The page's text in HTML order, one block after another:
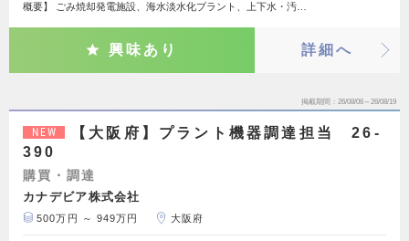
概要】 ごみ焼却発電施設、海水淡水化プラント、上下水・汚…
興味あり 詳細へ
掲載期間 26/08/06～26/08/19
NEW
【大阪府】プラント機器調達担当 26-
390
購買・調達
カナデビア株式会社
500万円 ～ 949万円 大阪府